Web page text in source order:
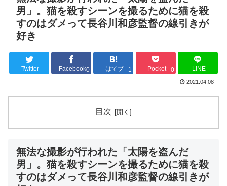
男」。猫を殺すシーンを撮るために猫を殺
すのはダメって長谷川和彦監督の線引きが
好き
Twitter Facebook0 はてブ 1 Pocket 0 LINE
2021.04.08
目次
無法な撮影が行われた「太陽を盗んだ
男」。猫を殺すシーンを撮るために猫を殺
すのはダメって長谷川和彦監督の線引きが